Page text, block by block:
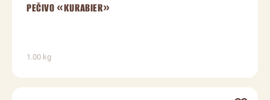
PEČIVO «KURABIER»
1.00 kg